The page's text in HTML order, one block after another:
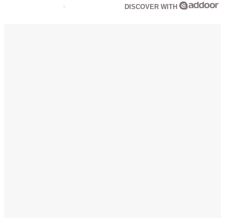
DISCOVER WITH